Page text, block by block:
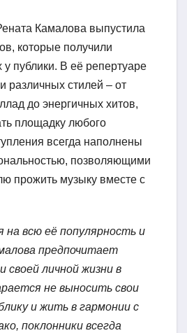
Камалова выпустила
которые получили
у публики. В её репертуаре
различных стилей – от
до энергичных хитов,
площадку любого
всегда наполнены
позволяющими
прожить музыку вместе с
на всю её популярность и
предпочитает
своей личной жизни в
не выносить свои
и жить в гармонии с
поклонники всегда